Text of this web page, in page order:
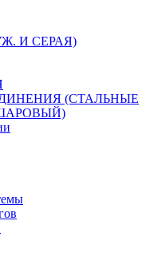
И СЕРАЯ)
(СТАЛЬНЫЕ